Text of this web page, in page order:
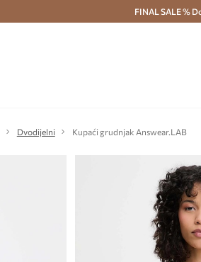
Besplatna dostava i povrat (od 70€) >
FINAL SALE %
Dvodijelni Kupaći grudnjak Answear.LAB